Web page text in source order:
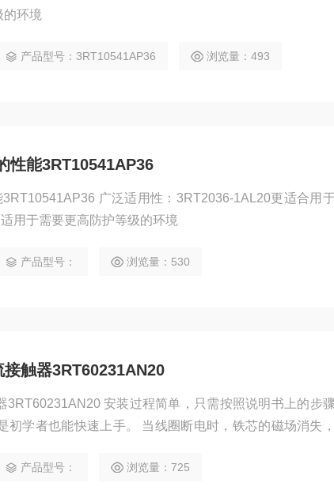
的环境
产品型号：3RT10541AP36 浏览量：493
性能3RT10541AP36
广泛适用性：3RT2036-1AL20更适合用
用于需要更高防护等级的环境
产品型号： 浏览量：530
触器3RT60231AN20
3RT60231AN20 安装过程简单，只需按照说明书上的步
初学者也能快速上手。 当线圈断电时，铁芯的磁场消失
据法拉第电磁感应定律，会产生感应电动势
产品型号： 浏览量：725